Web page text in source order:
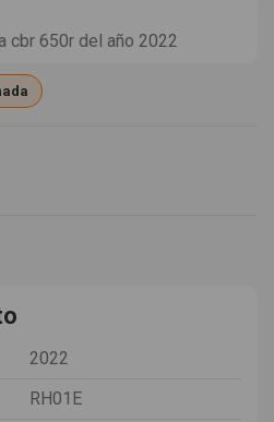
cbr 650r del año 2022
2022
RH01E